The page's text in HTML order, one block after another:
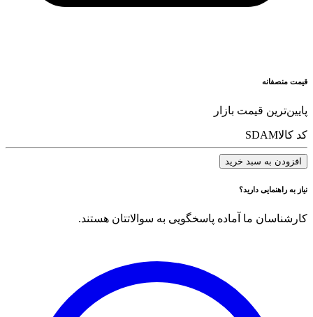
قیمت منصفانه
پایین‌ترین قیمت بازار
کد کالاSDAM
افزودن به سبد خرید
نیاز به راهنمایی دارید؟
کارشناسان ما آماده پاسخگویی به سوالاتتان هستند.